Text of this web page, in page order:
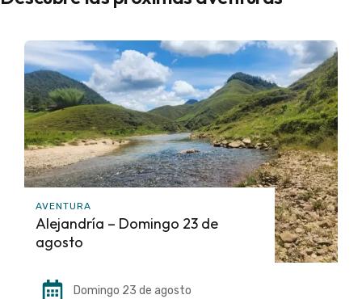
AVENTURA
Alejandría – Domingo 23 de
agosto
Domingo 23 de agosto